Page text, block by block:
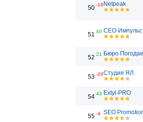
50 -16 Netpeak
51 40 СЕО-Импульс
52 21 Бюро
53 -26Студия ЯЛ
54 43 Extyl-PRO
55 -4 SEO